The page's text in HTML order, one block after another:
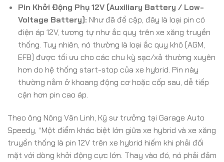
Pin Khởi Động Phụ 12V (Auxiliary Battery / Low-
Voltage Battery): Như đã đề cập, đây là loại pin có
điện áp 12V, tương tự như ắc quy trên xe xăng truyền
thống. Tuy nhiên, nó thường là loại ắc quy khô (AGM,
EFB) được tối ưu cho các chu kỳ sạc/xả thường xuyên
hơn do hệ thống start-stop của xe hybrid. Pin này
thường nằm ở khoang động cơ hoặc cốp sau, dễ tiếp
cận hơn pin cao áp.
Theo ông Nông Văn Linh, Kỹ sư trưởng tại Garage Auto
Speedy, “Một điểm khác biệt lớn giữa xe hybrid và xe xăng
truyền thống là pin 12V trên xe hybrid hiếm khi phải đối
mặt với dòng khởi động cực lớn. Thay vào đó, nó phải đảm